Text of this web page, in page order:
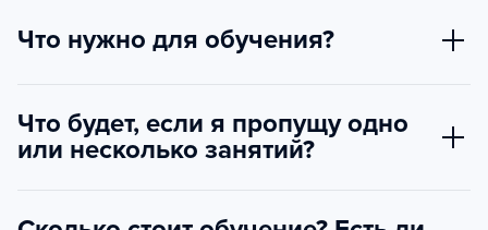
Что нужно для обучения?
Что будет, если я пропущу одно
или несколько занятий?